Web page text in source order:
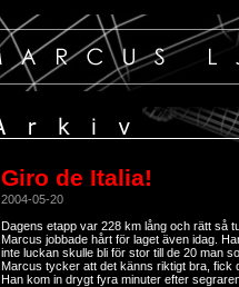
Giro de Italia!
2004-05-20
Dagens etapp var 228 km lång och rätt så
Marcus jobbade hårt för laget även idag.
inte luckan skulle bli för stor till de 20 man
Marcus tycker att det känns riktigt bra, fick
Han kom in drygt fyra minuter efter